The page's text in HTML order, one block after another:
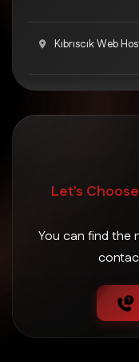
Kıbrıscık Web
Mudurnu Web
Seben Web
Yeniçağa Web
Let's
You can find the